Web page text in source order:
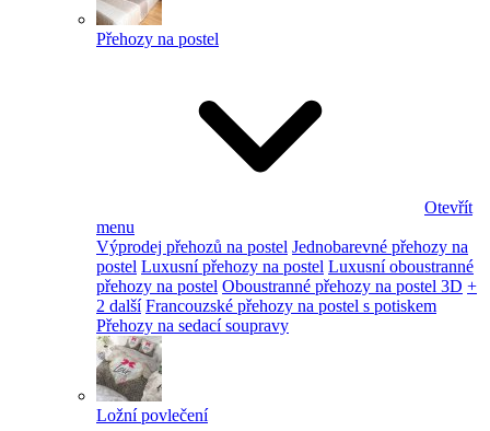
Přehozy na postel
Otevřít
menu
Výprodej přehozů na postel Jednobarevné přehozy na
postel Luxusní přehozy na postel Luxusní oboustranné
přehozy na postel Oboustranné přehozy na postel 3D +
2 další Francouzské přehozy na postel s potiskem
Přehozy na sedací soupravy
Ložní povlečení